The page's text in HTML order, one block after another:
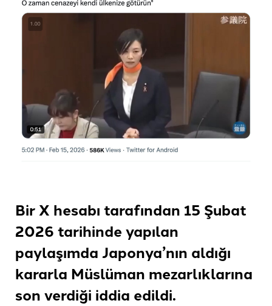
Bir X hesabı tarafından 15 Şubat
2026 tarihinde yapılan
paylaşımda Japonya’nın aldığı
kararla Müslüman mezarlıklarına
son verdiği iddia edildi.